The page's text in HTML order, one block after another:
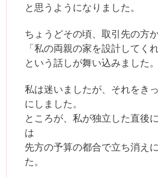
と思うようになりました。
ちょうどその頃、取引先の方
「私の両親の家を設計してく
という話しが舞い込みました。
私は迷いましたが、それをき
にしました。
ところが、私が独立した直後
は
先方の予算の都合で立ち消え
た。